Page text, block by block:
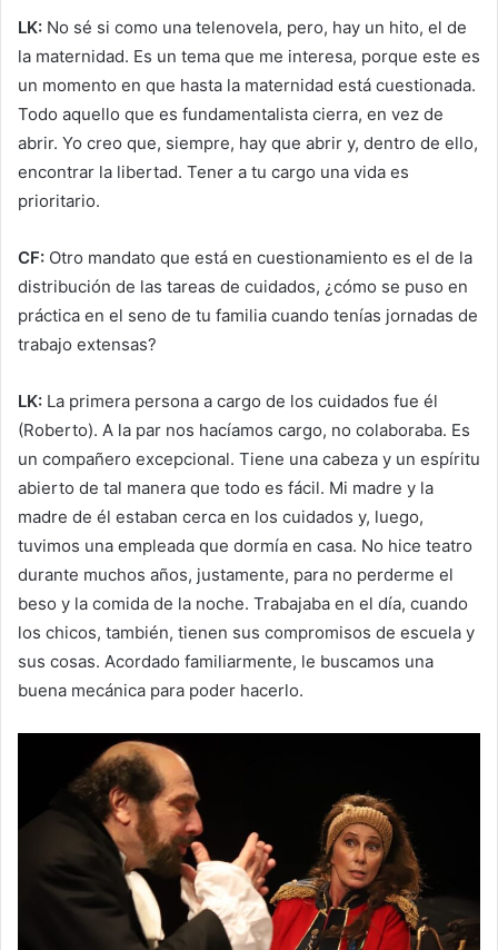
LK: No sé si como una telenovela, pero, hay un hito, el de
la maternidad. Es un tema que me interesa, porque este es
un momento en que hasta la maternidad está cuestionada.
Todo aquello que es fundamentalista cierra, en vez de
abrir. Yo creo que, siempre, hay que abrir y, dentro de ello,
encontrar la libertad. Tener a tu cargo una vida es
prioritario.
CF: Otro mandato que está en cuestionamiento es el de la
distribución de las tareas de cuidados, ¿cómo se puso en
práctica en el seno de tu familia cuando tenías jornadas de
trabajo extensas?
LK: La primera persona a cargo de los cuidados fue él
(Roberto). A la par nos hacíamos cargo, no colaboraba. Es
un compañero excepcional. Tiene una cabeza y un espíritu
abierto de tal manera que todo es fácil. Mi madre y la
madre de él estaban cerca en los cuidados y, luego,
tuvimos una empleada que dormía en casa. No hice teatro
durante muchos años, justamente, para no perderme el
beso y la comida de la noche. Trabajaba en el día, cuando
los chicos, también, tienen sus compromisos de escuela y
sus cosas. Acordado familiarmente, le buscamos una
buena mecánica para poder hacerlo.